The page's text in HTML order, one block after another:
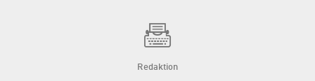
Redaktion